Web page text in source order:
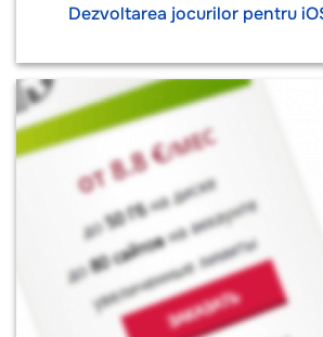
Dezvoltarea jocurilor pentru